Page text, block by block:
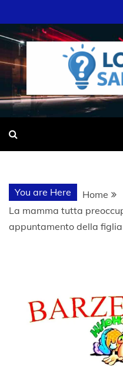
to
content
LO
SITO WEB
You are Here Home
La mamma tutta
appuntamento della